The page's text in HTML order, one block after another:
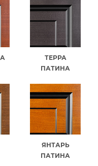
ТЕРРА
ПАТИНА
ЯНТАРЬ
ПАТИНА